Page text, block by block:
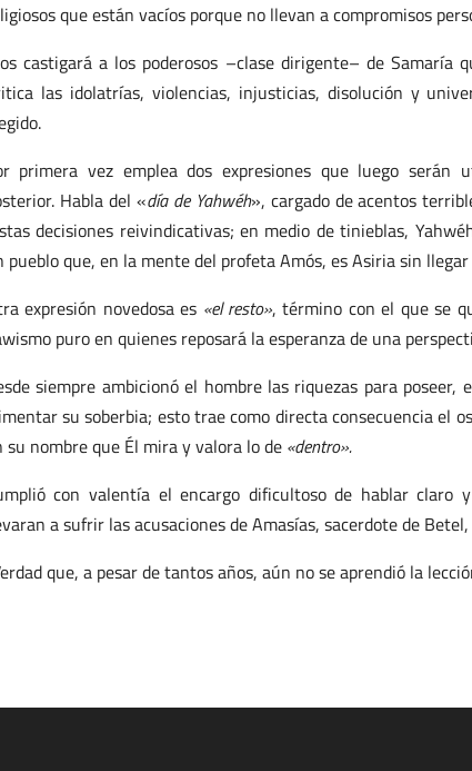
que están vacíos porque no llevan a compromisos
castigará a los poderosos –clase dirigente– de Samaría
las idolatrías, violencias, injusticias, disolución y
primera vez emplea dos expresiones que luego
Habla del «día de Yahwéh», cargado de acentos
decisiones reivindicativas; en medio de tinieblas,
pueblo que, en la mente del profeta Amós, es Asiria sin
expresión novedosa es «el resto», término con el que se
puro en quienes reposará la esperanza de una
siempre ambicionó el hombre las riquezas para
su soberbia; esto trae como directa consecuencia el
su nombre que Él mira y valora lo de «dentro».
con valentía el encargo dificultoso de hablar
a sufrir las acusaciones de Amasías, sacerdote de
que, a pesar de tantos años, aún no se aprendió la